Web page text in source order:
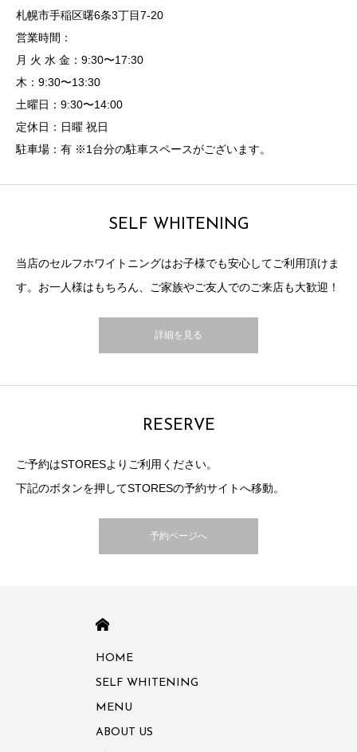
札幌市手稲区曙6条3丁目7-20
営業時間：
月 火 水 金：9:30〜17:30
木：9:30〜13:30
土曜日：9:30〜14:00
定休日：日曜 祝日
駐車場：有 ※1台分の駐車スペースがございます。
SELF WHITENING
当店のセルフホワイトニングはお子様でも安心してご利用頂けま
す。お一人様はもちろん、ご家族やご友人でのご来店も大歓迎！
詳細を見る
RESERVE
ご予約はSTORESよりご利用ください。
下記のボタンを押してSTORESの予約サイトへ移動。
予約ページへ
HOME
SELF WHITENING
MENU
ABOUT US